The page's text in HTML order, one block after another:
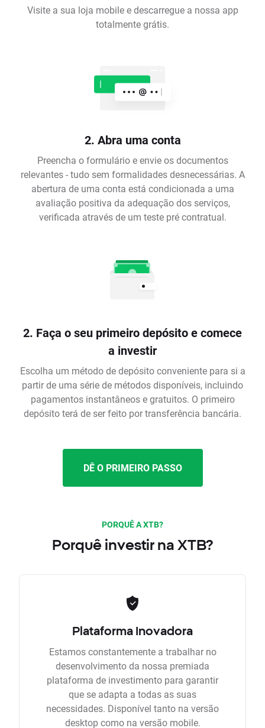
Visite a sua loja mobile e descarregue a nossa app
totalmente grátis.
2. Abra uma conta
Preencha o formulário e envie os documentos
relevantes - tudo sem formalidades desnecessárias. A
abertura de uma conta está condicionada a uma
avaliação positiva da adequação dos serviços,
verificada através de um teste pré contratual.
2. Faça o seu primeiro depósito e comece
a investir
Escolha um método de depósito conveniente para si a
partir de uma série de métodos disponíveis, incluindo
pagamentos instantâneos e gratuitos. O primeiro
depósito terá de ser feito por transferência bancária.
DÊ O PRIMEIRO PASSO
PORQUÊ A XTB?
Porquê investir na XTB?
Plataforma Inovadora
Estamos constantemente a trabalhar no
desenvolvimento da nossa premiada
plataforma de investimento para garantir
que se adapta a todas as suas
necessidades. Disponível tanto na versão
desktop como na versão mobile.